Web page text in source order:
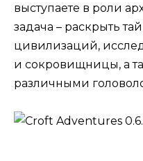
выступаете в роли
задача – раскрыть
цивилизаций,
и сокровищницы, а
различными